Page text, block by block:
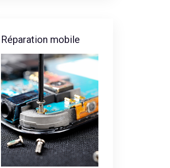
Réparation mobile